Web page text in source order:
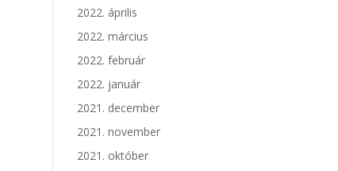
2022. április
2022. március
2022. február
2022. január
2021. december
2021. november
2021. október